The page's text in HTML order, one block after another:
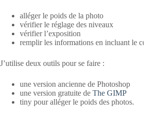
alléger le poids de la photo
vérifier le réglage des niveaux
vérifier l’exposition
remplir les informations en incluant le
J’utilise deux outils pour se faire :
une version ancienne de Photoshop
une version gratuite de The GIMP
tiny pour alléger le poids des photos.